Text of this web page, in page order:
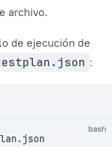
archivo.
de ejecución de
:
bash